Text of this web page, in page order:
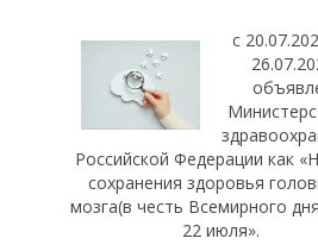
с
Российской Федерации как
сохранения здоровья
мозга(в честь Всемирного
22 июля».